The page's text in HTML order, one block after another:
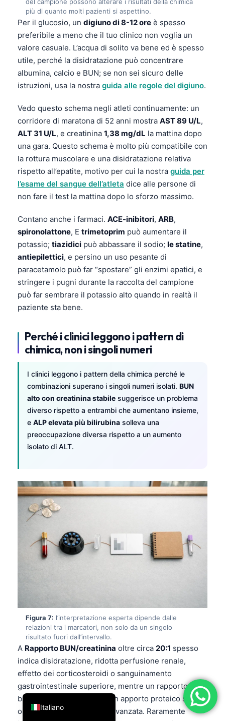
più di quanto molti pazienti si aspettino.
Per il glucosio, un digiuno di 8-12 ore è spesso
preferibile a meno che il tuo clinico non voglia un
valore casuale. L’acqua di solito va bene ed è spesso
utile, perché la disidratazione può concentrare
albumina, calcio e BUN; se non sei sicuro delle
istruzioni, usa la nostra guida alle regole del digiuno.
Vedo questo schema negli atleti continuamente: un
corridore di maratona di 52 anni mostra AST 89 U/L,
ALT 31 U/L, e creatinina 1,38 mg/dL la mattina dopo
una gara. Questo schema è molto più compatibile con
la rottura muscolare e una disidratazione relativa
rispetto all’epatite, motivo per cui la nostra guida per
l’esame del sangue dell’atleta dice alle persone di
non fare il test la mattina dopo lo sforzo massimo.
Contano anche i farmaci. ACE-inibitori, ARB,
spironolattone, E trimetoprim può aumentare il
potassio; tiazidici può abbassare il sodio; le statine,
antiepilettici, e persino un uso pesante di
paracetamolo può far “spostare” gli enzimi epatici, e
stringere i pugni durante la raccolta del campione
può far sembrare il potassio alto quando in realtà il
paziente sta bene.
Perché i clinici leggono i pattern di
chimica, non i singoli numeri
I clinici leggono i pattern della chimica perché le
combinazioni superano i singoli numeri isolati. BUN
alto con creatinina stabile suggerisce un problema
diverso rispetto a entrambi che aumentano insieme,
e ALP elevata più bilirubina solleva una
preoccupazione diversa rispetto a un aumento
isolato di ALT.
Figura 7: l’interpretazione esperta dipende dalle
relazioni tra i marcatori, non solo da un singolo
risultato fuori dall’intervallo.
A Rapporto BUN/creatinina oltre circa 20:1 spesso
indica disidratazione, ridotta perfusione renale,
effetto dei corticosteroidi o sanguinamento
gastrointestinale superiore, mentre un rapporto
basso può comparire con un apporto proteico scarso
o con una malattia epatica avanzata. Raramente
Italiano
English
Deutsch
العربية
Français
עִבְרִית
Español
Türkçe
Română
فارسی
Български
Bahasa Indonesia
Հայերեն
Íslenska
Српски језик
Svenska
Bosanski
Eesti
日本語
Čeština
ქართული
Русский
Lietuvių kalba
한국어
Slovenščina
Magyar
Shqip
বাংলা
اردو
मराठी
తెలుగు
தமிழ்
ಕನ್ನಡ
മലയാളം